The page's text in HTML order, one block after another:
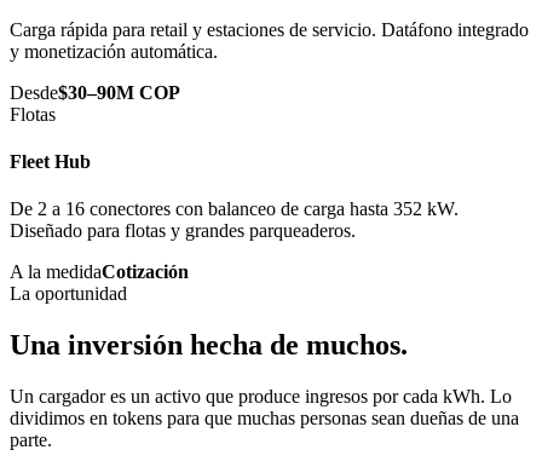
Carga rápida para retail y estaciones de servicio. Datáfono integrado
y monetización automática.
Desde$30–90M COP
Flotas
Fleet Hub
De 2 a 16 conectores con balanceo de carga hasta 352 kW.
Diseñado para flotas y grandes parqueaderos.
A la medidaCotización
La oportunidad
Una inversión hecha de muchos.
Un cargador es un activo que produce ingresos por cada kWh. Lo
dividimos en tokens para que muchas personas sean dueñas de una
parte.